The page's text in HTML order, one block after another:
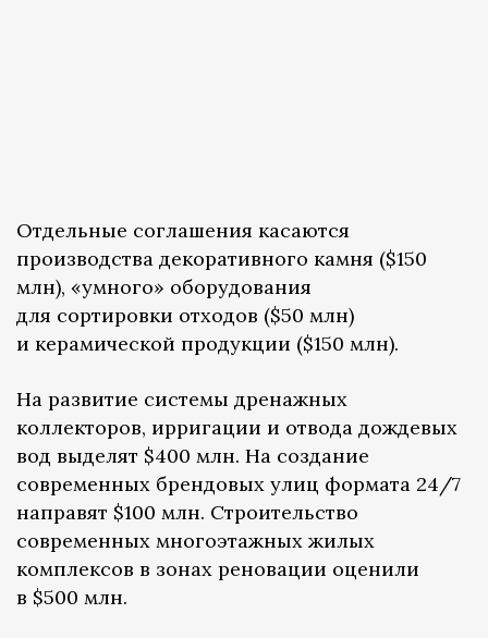
Отдельные соглашения касаются
производства декоративного камня ($150
млн), «умного» оборудования
для сортировки отходов ($50 млн)
и керамической продукции ($150 млн).
На развитие системы дренажных
коллекторов, ирригации и отвода дождевых
вод выделят $400 млн. На создание
современных брендовых улиц формата 24/7
направят $100 млн. Строительство
современных многоэтажных жилых
комплексов в зонах реновации оценили
в $500 млн.